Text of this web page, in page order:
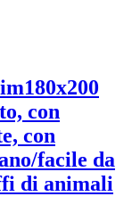
180x200
con
con
facile da
di animali